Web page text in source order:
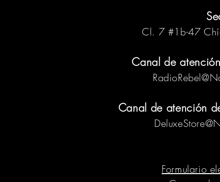
Cl. 7 #1b-47
Canal de
Canal de atención
Formulario